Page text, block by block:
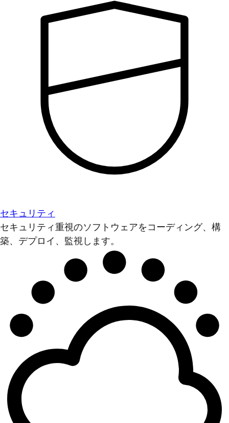
セキュリティ
セキュリティ重視のソフトウェアをコーディング、構
築、デプロイ、監視します。